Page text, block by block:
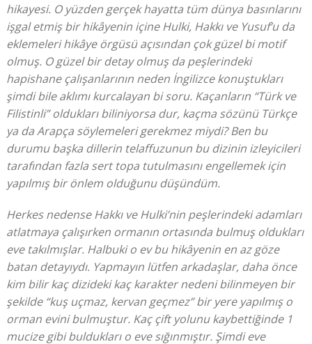
hikayesi. O yüzden gerçek hayatta tüm dünya basınlarını
işgal etmiş bir hikâyenin içine Hulki, Hakkı ve Yusuf’u da
eklemeleri hikâye örgüsü açısından çok güzel bi motif
olmuş. O güzel bir detay olmuş da peşlerindeki
hapishane çalışanlarının neden İngilizce konuştukları
şimdi bile aklımı kurcalayan bi soru. Kaçanların “Türk ve
Filistinli” oldukları biliniyorsa dur, kaçma sözünü Türkçe
ya da Arapça söylemeleri gerekmez miydi? Ben bu
durumu başka dillerin telaffuzunun bu dizinin izleyicileri
tarafından fazla sert topa tutulmasını engellemek için
yapılmış bir önlem olduğunu düşündüm.
Herkes nedense Hakkı ve Hulki’nin peşlerindeki adamları
atlatmaya çalışırken ormanın ortasında bulmuş oldukları
eve takılmışlar. Halbuki o ev bu hikâyenin en az göze
batan detayıydı. Yapmayın lütfen arkadaşlar, daha önce
kim bilir kaç dizideki kaç karakter nedeni bilinmeyen bir
şekilde “kuş uçmaz, kervan geçmez” bir yere yapılmış o
orman evini bulmuştur. Kaç çift yolunu kaybettiğinde 1
mucize gibi buldukları o eve sığınmıştır. Şimdi eve